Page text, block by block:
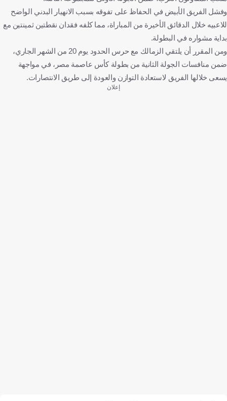
وفشل الفريق الأبيض في الحفاظ على تفوقه بسبب الانهيار البدني الواضح
للاعبيه خلال الدقائق الأخيرة من المباراة، مما كلفه فقدان نقطتين ثمينتين مع
بداية مشواره في البطولة.
ومن المقرر أن يلتقي الزمالك مع حرس الحدود يوم 20 من الشهر الجاري،
ضمن منافسات الجولة الثانية من بطولة كأس عاصمة مصر، في مواجهة
يسعى خلالها الفريق لاستعادة التوازن والعودة إلى طريق الانتصارات.
إعلان